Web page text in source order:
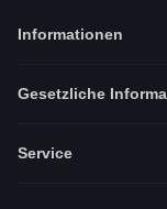
Informationen
Gesetzliche
Service